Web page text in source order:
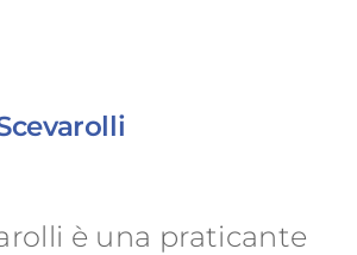
è una praticante